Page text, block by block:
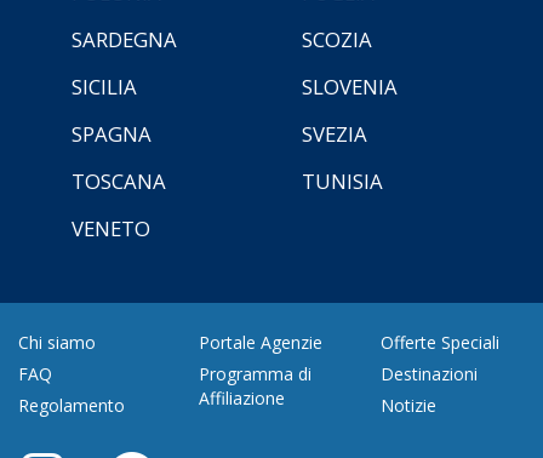
SARDEGNA
SCOZIA
SICILIA
SLOVENIA
SPAGNA
SVEZIA
TOSCANA
TUNISIA
VENETO
Chi siamo
FAQ
Regolamento
Portale Agenzie
Programma di
Affiliazione
Offerte Speciali
Destinazioni
Notizie